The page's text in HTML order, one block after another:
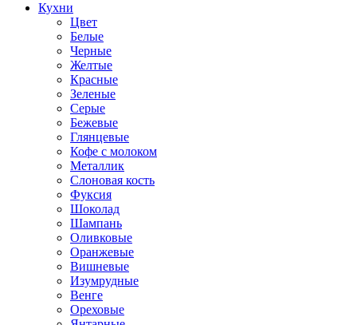
Кухни
Цвет
Белые
Черные
Желтые
Красные
Зеленые
Серые
Бежевые
Глянцевые
Кофе с молоком
Металлик
Слоновая кость
Фуксия
Шоколад
Шампань
Оливковые
Оранжевые
Вишневые
Изумрудные
Венге
Ореховые